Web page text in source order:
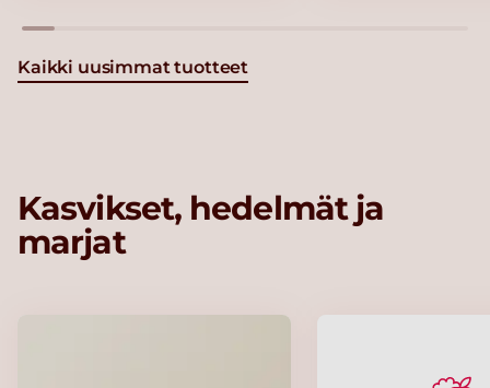
Kaikki uusimmat tuotteet
Kasvikset, hedelmät ja
marjat